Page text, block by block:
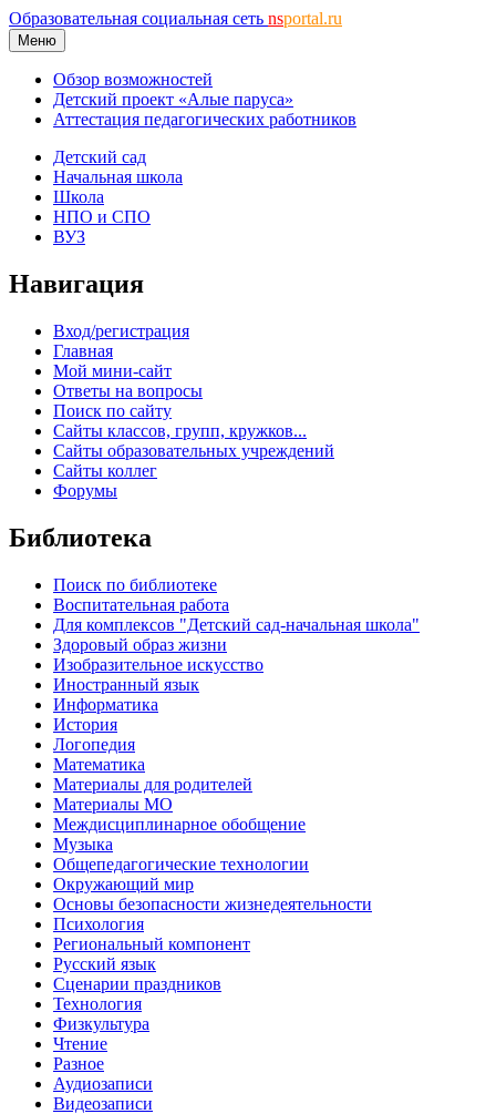
Образовательная социальная сеть nsportal.ru
Меню
Обзор возможностей
Детский проект «Алые паруса»
Аттестация педагогических работников
Детский сад
Начальная школа
Школа
НПО и СПО
ВУЗ
Навигация
Вход/регистрация
Главная
Мой мини-сайт
Ответы на вопросы
Поиск по сайту
Сайты классов, групп, кружков...
Сайты образовательных учреждений
Сайты коллег
Форумы
Библиотека
Поиск по библиотеке
Воспитательная работа
Для комплексов "Детский сад-начальная школа"
Здоровый образ жизни
Изобразительное искусство
Иностранный язык
Информатика
История
Логопедия
Математика
Материалы для родителей
Материалы МО
Междисциплинарное обобщение
Музыка
Общепедагогические технологии
Окружающий мир
Основы безопасности жизнедеятельности
Психология
Региональный компонент
Русский язык
Сценарии праздников
Технология
Физкультура
Чтение
Разное
Аудиозаписи
Видеозаписи